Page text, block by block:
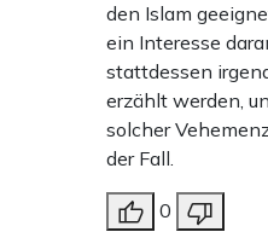
den Islam
ein Interesse
stattdessen
erzählt werden,
solcher
der Fall.
0